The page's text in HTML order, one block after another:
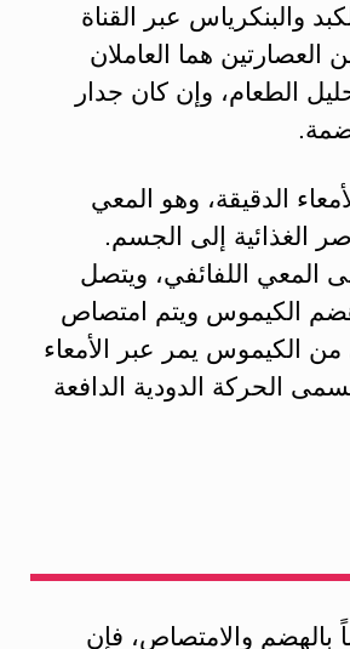
والبنكرياس عبر القناة
العصارتين هما العاملان
الطعام، وإن كان جدار
الدقيقة، وهو المعي
الغذائية إلى الجسم.
المعي اللفائفي، ويتصل
هضم الكيموس ويتم امتصاص
من الكيموس يمر عبر الأمعاء
الحركة الدودية الدافعة
بالهضم والامتصاص، فإن